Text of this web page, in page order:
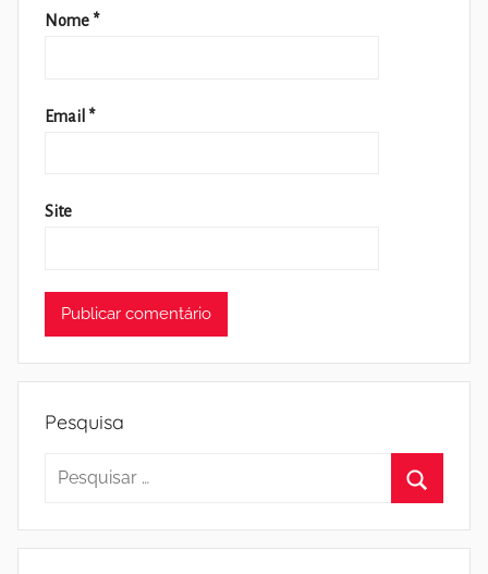
Nome *
Email *
Site
Pesquisa
Pesquisar